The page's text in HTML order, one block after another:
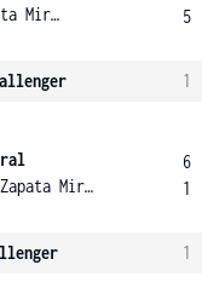
Zapata Miralles
5
1
Zapata Miralles
6
1
1